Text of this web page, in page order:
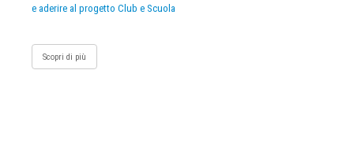
e aderire al progetto Club e Scuola
Scopri di più